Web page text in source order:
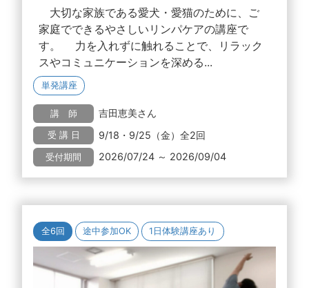
大切な家族である愛犬・愛猫のために、ご
家庭でできるやさしいリンパケアの講座で
す。 力を入れずに触れることで、リラック
スやコミュニケーションを深める...
単発講座
講 師 吉田恵美さん
受 講 日 9/18・9/25（金）全2回
受付期間 2026/07/24 ～ 2026/09/04
全6回 途中参加OK 1日体験講座あり